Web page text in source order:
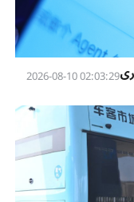
02:03:29 2026-08-10